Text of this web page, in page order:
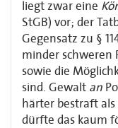
liegt zwar eine
StGB) vor; der
Gegensatz zu §
minder schweren
sowie die
sind. Gewalt an
härter bestraft
dürfte das kaum